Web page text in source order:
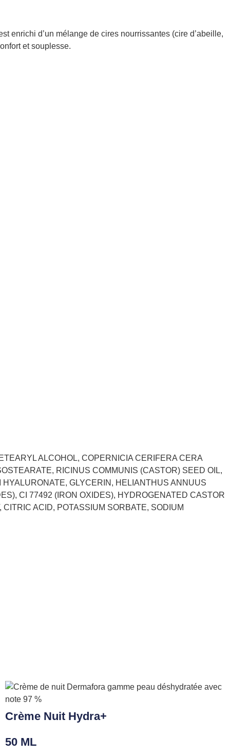
enrichi d’un mélange de cires nourrissantes (cire d’abeille,
et souplesse.
ALCOHOL, COPERNICIA CERIFERA CERA
RICINUS COMMUNIS (CASTOR) SEED OIL,
GLYCERIN, HELIANTHUS ANNUUS
CI 77492 (IRON OXIDES), HYDROGENATED CASTOR
ACID, POTASSIUM SORBATE, SODIUM
Crème Nuit Hydra+
50 ML